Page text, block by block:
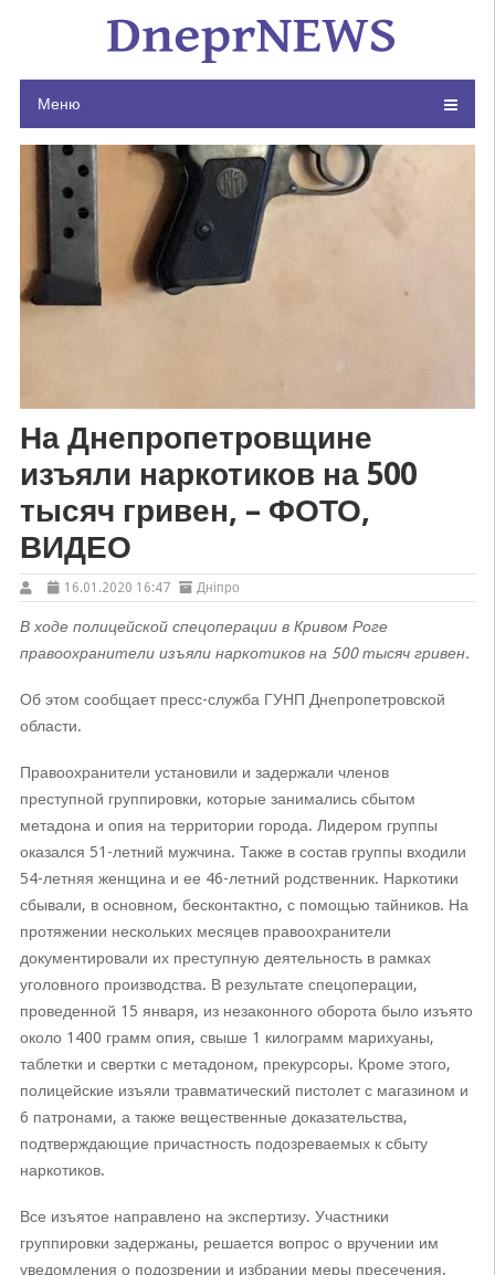
Меню
На Днепропетровщине
изъяли наркотиков на 500
тысяч гривен, – ФОТО,
ВИДЕО
16.01.2020 16:47 Дніпро
В ходе полицейской спецоперации в Кривом Роге
правоохранители изъяли наркотиков на 500 тысяч гривен.
Об этом сообщает пресс-служба ГУНП Днепропетровской
области.
Правоохранители установили и задержали членов
преступной группировки, которые занимались сбытом
метадона и опия на территории города. Лидером группы
оказался 51-летний мужчина. Также в состав группы входили
54-летняя женщина и ее 46-летний родственник. Наркотики
сбывали, в основном, бесконтактно, с помощью тайников. На
протяжении нескольких месяцев правоохранители
документировали их преступную деятельность в рамках
уголовного производства. В результате спецоперации,
проведенной 15 января, из незаконного оборота было изъято
около 1400 грамм опия, свыше 1 килограмм марихуаны,
таблетки и свертки с метадоном, прекурсоры. Кроме этого,
полицейские изъяли травматический пистолет с магазином и
6 патронами, а также вещественные доказательства,
подтверждающие причастность подозреваемых к сбыту
наркотиков.
Все изъятое направлено на экспертизу. Участники
группировки задержаны, решается вопрос о вручении им
уведомления о подозрении и избрании меры пресечения.